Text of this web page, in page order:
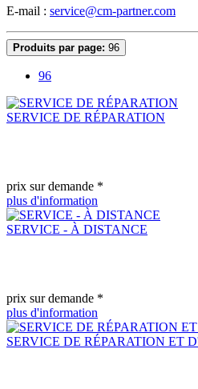
E-mail : service@cm-partner.com
Produits par page: 96
96
SERVICE DE RÉPARATION
prix sur demande *
plus d'information
SERVICE - À DISTANCE
prix sur demande *
plus d'information
SERVICE DE RÉPARATION ET